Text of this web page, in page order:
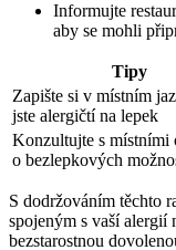
Informujte
aby se mohli
Tipy
Zapište si v místním
jste alergičtí na lepek
Konzultujte s místními
o bezlepkových
S dodržováním těchto
spojeným s vaší alergií
bezstarostnou